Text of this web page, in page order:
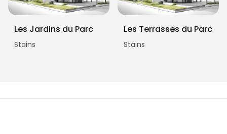
Les Jardins du Parc
Stains
Les Terrasses du Parc
Stains